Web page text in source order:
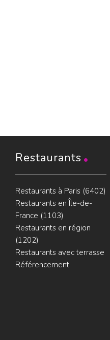
Restaurants
Restaurants à Paris (6402)
Restaurants en Île-de-
France (1103)
Restaurants en région
(1202)
Restaurants avec terrasse
Référencement